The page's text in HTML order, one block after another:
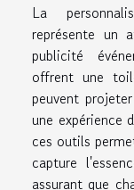
La
représente un
publicité
offrent une
peuvent
une expérience
ces outils
capture
assurant que